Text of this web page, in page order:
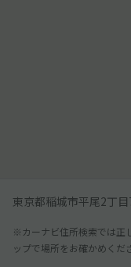
東京都稲城市平尾2丁
※カーナビ住所検索では正
ップで場所をお確かめくだ